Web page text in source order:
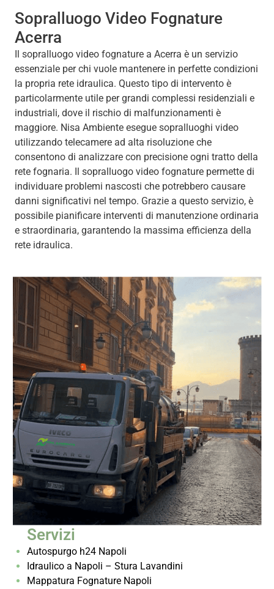
Sopralluogo Video Fognature
Acerra
Il sopralluogo video fognature a Acerra è un servizio
essenziale per chi vuole mantenere in perfette condizioni
la propria rete idraulica. Questo tipo di intervento è
particolarmente utile per grandi complessi residenziali e
industriali, dove il rischio di malfunzionamenti è
maggiore. Nisa Ambiente esegue sopralluoghi video
utilizzando telecamere ad alta risoluzione che
consentono di analizzare con precisione ogni tratto della
rete fognaria. Il sopralluogo video fognature permette di
individuare problemi nascosti che potrebbero causare
danni significativi nel tempo. Grazie a questo servizio, è
possibile pianificare interventi di manutenzione ordinaria
e straordinaria, garantendo la massima efficienza della
rete idraulica.
Servizi
Autospurgo h24 Napoli
Idraulico a Napoli – Stura Lavandini
Mappatura Fognature Napoli